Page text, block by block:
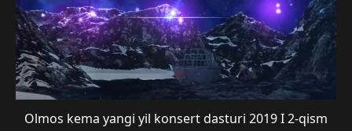
Olmos kema yangi yil konsert dasturi 2019 I 2-qism